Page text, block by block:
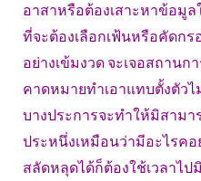
อาสาหรือต้องเสาะหาข้อมูล
ที่จะต้องเลือกเฟ้นหรือคัดกร
อย่างเข้มงวด จะเจอสถาน
คาดหมายทำเอาแทบตั้งตัว
บางประการจะทำให้มิสาม
ประหนึ่งเหมือนว่ามีอะไรค
สลัดหลุดได้ก็ต้องใช้เวลาไ